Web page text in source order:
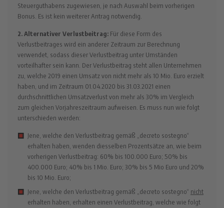
Steuerguthabens zugewiesen, je nach Auswahl beim vorherigen
Bonus. Es ist kein weiterer Antrag notwendig.
2. Alternativer Verlustbeitrag: Für diese Form des
Verlustbeitrages wird ein anderer Zeitraum zur Berechnung
verwendet, sodass dieser Verlustbeitrag unter Umständen
vorteilhafter sein kann. Der Verlustbeitrag steht allen Unternehmen
zu, welche 2019 einen Umsatz von nicht mehr als 10 Mio. Euro erzielt
haben, und im Zeitraum 01.04.2020 bis 31.03.2021 einen
durchschnittlichen Umsatzverlust von mehr als 30% im Vergleich
zum gleichen Vorjahreszeitraum aufweisen. Es muss nun wie folgt
unterschieden werden:
Jene, welche den Verlustbeitrag gemäß „decreto sostegno“
erhalten haben, wenden diesselben Prozentsätze an, wie beim
vorherigen Verlustbeitrag: 60% bis 100.000 Euro; 50% bis
400.000 Euro; 40% bis 1 Mio. Euro; 30% bis 5 Mio Euro und 20%
bis 10 Mio. Euro;
Jene, welche den Verlustbeitrag gemäß „decreto sostegno“ nicht
erhalten haben, erhalten einen Verlustbeitrag, welche wie folgt